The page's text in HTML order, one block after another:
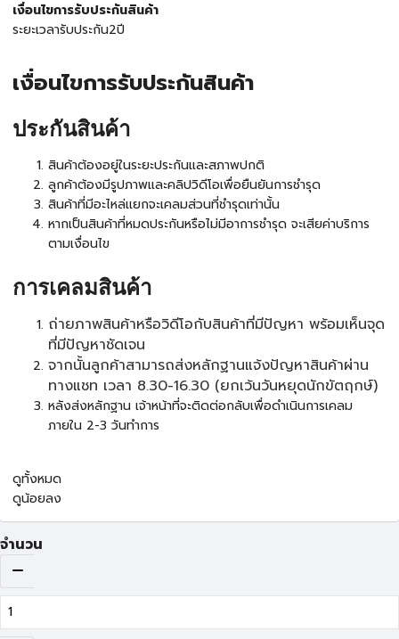
เงื่อนไขการรับประกันสินค้า
ระยะเวลารับประกัน2ปี
เงื่อนไขการรับประกันสินค้า
ประกันสินค้า
สินค้าต้องอยู่ในระยะประกันและสภาพปกติ
ลูกค้าต้องมีรูปภาพและคลิปวิดีโอเพื่อยืนยันการชำรุด
สินค้าที่มีอะไหล่แยกจะเคลมส่วนที่ชำรุดเท่านั้น
หากเป็นสินค้าที่หมดประกันหรือไม่มีอาการชำรุด จะเสียค่าบริการ
ตามเงื่อนไข
การเคลมสินค้า
ถ่ายภาพสินค้าหรือวิดีโอกับสินค้าที่มีปัญหา พร้อมเห็นจุด
ที่มีปัญหาชัดเจน
จากนั้นลูกค้าสามารถส่งหลักฐานแจ้งปัญหาสินค้าผ่าน
ทางแชท เวลา 8.30-16.30 (ยกเว้นวันหยุดนักขัตฤกษ์)
หลังส่งหลักฐาน เจ้าหน้าที่จะติดต่อกลับเพื่อดำเนินการเคลม
ภายใน 2-3 วันทำการ
ดูทั้งหมด
ดูน้อยลง
จำนวน